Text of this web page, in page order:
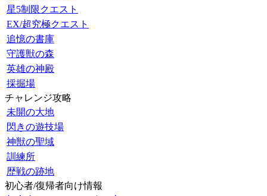
星5制限クエスト
EX/超究極クエスト
追憶の書庫
守護獣の森
英雄の神殿
採掘場
チャレンジ攻略
未開の大地
閃きの遊技場
神獣の聖域
訓練所
歴戦の跡地
初心者/復帰者向け情報